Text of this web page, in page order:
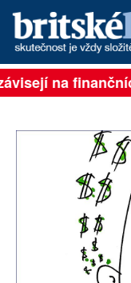
PŘIHLÁSIT
ROZHOVORY
NEJČTENĚJŠÍ ZA 7
na